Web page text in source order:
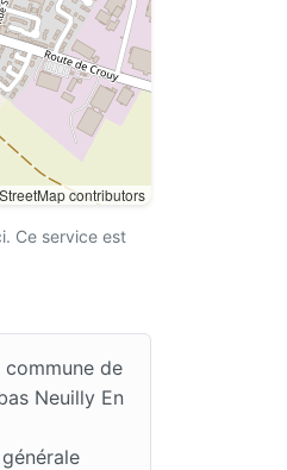
contributors
Ce service est
de
Neuilly En